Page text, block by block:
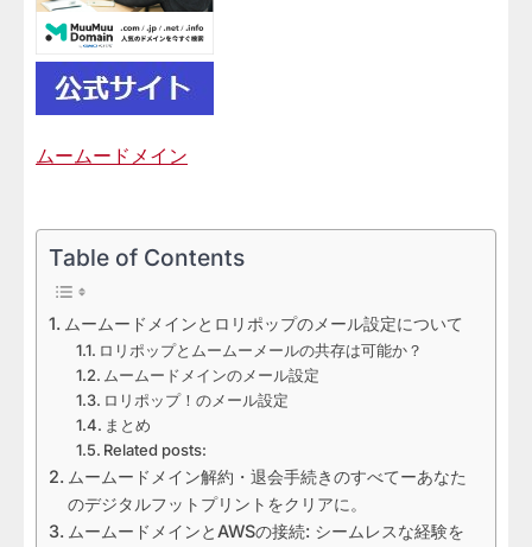
ムームードメイン
Table of Contents
ムームードメインとロリポップのメール設定について
ロリポップとムームーメールの共存は可能か？
ムームードメインのメール設定
ロリポップ！のメール設定
まとめ
Related posts:
ムームードメイン解約・退会手続きのすべてーあなた
のデジタルフットプリントをクリアに。
ムームードメインとAWSの接続: シームレスな経験を